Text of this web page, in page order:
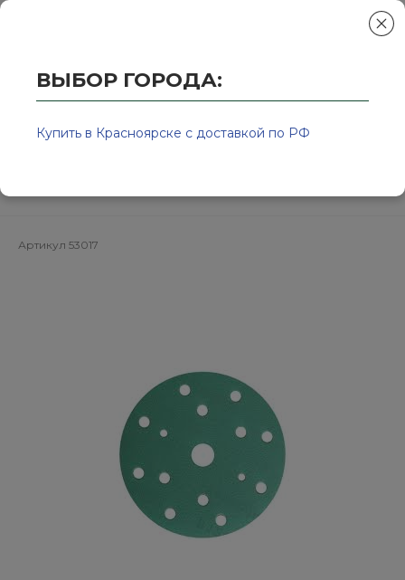
Колор-Авто - магазин лакокрасочной продукции и
Круг шлифовальный зеленый на
Артикул 53017
ВЫБОР ГОРОДА:
Купить в Красноярске с доставкой по РФ